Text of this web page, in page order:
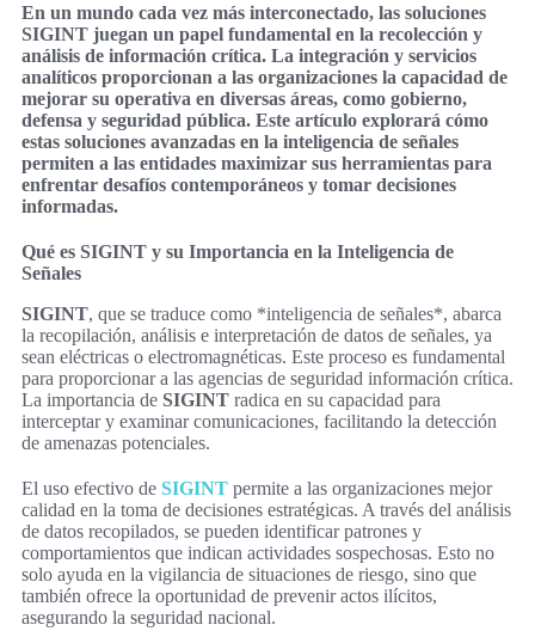
En un mundo cada vez más interconectado, las soluciones
SIGINT juegan un papel fundamental en la recolección y
análisis de información crítica. La integración y servicios
analíticos proporcionan a las organizaciones la capacidad de
mejorar su operativa en diversas áreas, como gobierno,
defensa y seguridad pública. Este artículo explorará cómo
estas soluciones avanzadas en la inteligencia de señales
permiten a las entidades maximizar sus herramientas para
enfrentar desafíos contemporáneos y tomar decisiones
informadas.
Qué es SIGINT y su Importancia en la Inteligencia de
Señales
SIGINT, que se traduce como *inteligencia de señales*, abarca
la recopilación, análisis e interpretación de datos de señales, ya
sean eléctricas o electromagnéticas. Este proceso es fundamental
para proporcionar a las agencias de seguridad información crítica.
La importancia de SIGINT radica en su capacidad para
interceptar y examinar comunicaciones, facilitando la detección
de amenazas potenciales.
El uso efectivo de SIGINT permite a las organizaciones mejor
calidad en la toma de decisiones estratégicas. A través del análisis
de datos recopilados, se pueden identificar patrones y
comportamientos que indican actividades sospechosas. Esto no
solo ayuda en la vigilancia de situaciones de riesgo, sino que
también ofrece la oportunidad de prevenir actos ilícitos,
asegurando la seguridad nacional.